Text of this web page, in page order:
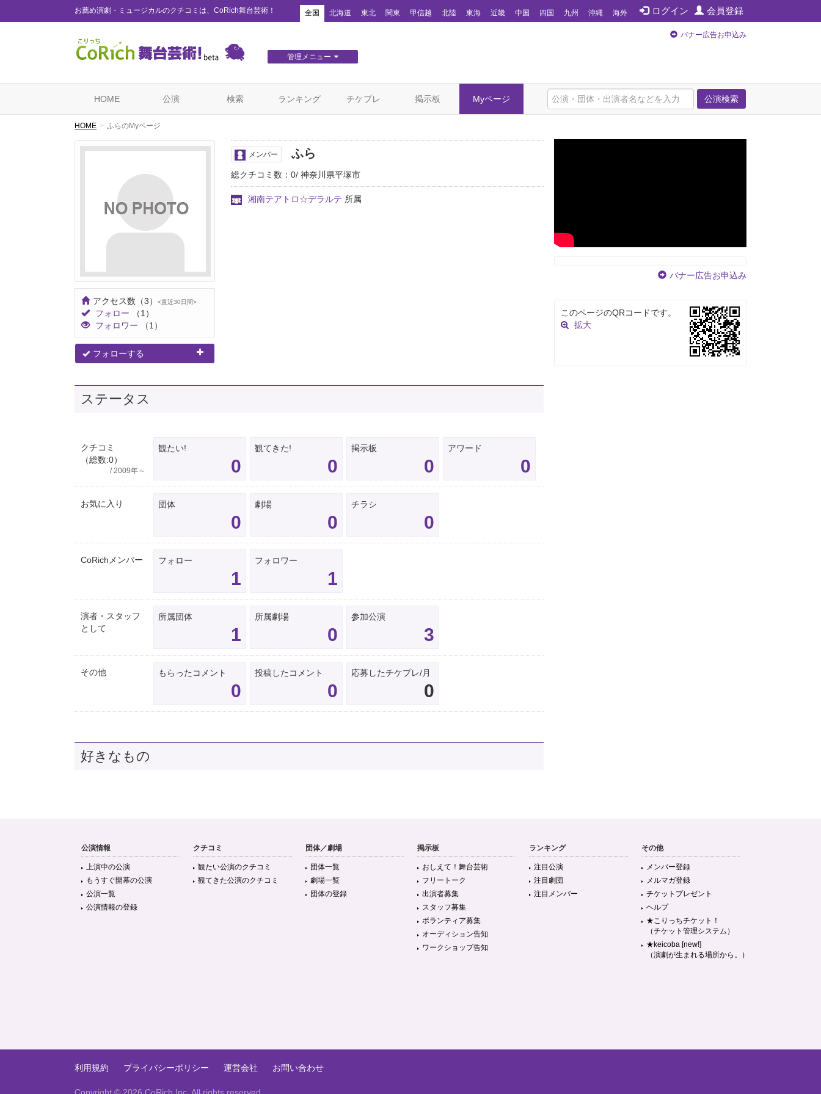
お薦め演劇・ミュージカルのクチコミは、CoRich舞台芸術！ ログイン 会員登録
全国 北海道 東北 関東 甲信越 北陸 東海 近畿 中国 四国 九州 沖縄 海外
管理メニュー
バナー広告お申込み
公演検索
HOME 公演 検索 ランキング チケプレ 掲示板 Myページ
HOME ふらのMyページ
アクセス数 （3） <直近30日間>
フォロー
（1）
フォロワー
（1）
フォローする
メンバー ふら
総クチコミ数：0 神奈川県平塚市
湘南テアトロ☆デラルテ 所属
ステータス
クチコミ
（総数:0）
/ 2009年～
観たい!
0
観てきた!
0
掲示板
0
アワード
0
お気に入り 団体
0
劇場
0
チラシ
0
CoRichメンバー フォロー
1
フォロワー
1
演者・スタッフ
として
所属団体
1
所属劇場
0
参加公演
3
その他 もらったコメント
0
投稿したコメント
0
応募したチケプレ/月
0
好きなもの
バナー広告お申込み
このページのQRコードです。
拡大
公演情報
上演中の公演
もうすぐ開幕の公演
公演一覧
公演情報の登録
クチコミ
観たい公演のクチコミ
観てきた公演のクチコミ
団体／劇場
団体一覧
劇場一覧
団体の登録
掲示板
おしえて！舞台芸術
フリートーク
出演者募集
スタッフ募集
ボランティア募集
オーディション告知
ワークショップ告知
ランキング
注目公演
注目劇団
注目メンバー
その他
メンバー登録
メルマガ登録
チケットプレゼント
ヘルプ
★こりっちチケット！
（チケット管理システム）
★keicoba [new!]
（演劇が生まれる場所から。）
利用規約 プライバシーポリシー 運営会社 お問い合わせ